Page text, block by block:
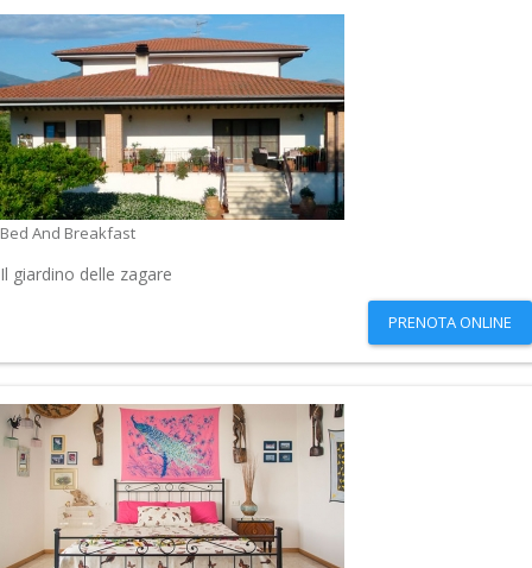
Bed And Breakfast
Il giardino delle zagare
PRENOTA ONLINE